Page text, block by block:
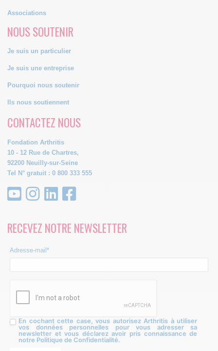
Associations
NOUS SOUTENIR
Je suis un particulier
Je suis une entreprise
Pourquoi nous soutenir
Ils nous soutiennent
CONTACTEZ NOUS
Fondation Arthritis
10 - 12 Rue de Chartres,
92200 Neuilly-sur-Seine
Tel N° gratuit : 0 800 333 555
RECEVEZ NOTRE NEWSLETTER
Adresse-mail*
En cochant cette case, vous autorisez Arthritis à utiliser
vos données personnelles pour vous adresser sa
newsletter et vous déclarez avoir pris connaissance de
notre Politique de Confidentialité.